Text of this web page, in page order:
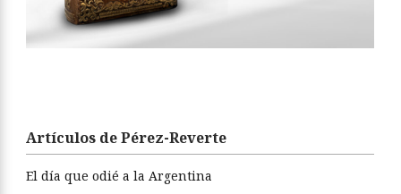
Artículos de Pérez-Reverte
El día que odié a la Argentina